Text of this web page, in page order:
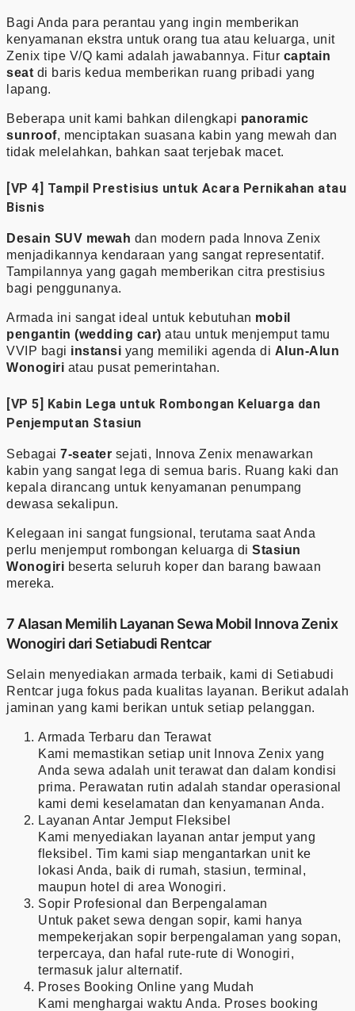
Bagi Anda para perantau yang ingin memberikan
kenyamanan ekstra untuk orang tua atau keluarga, unit
Zenix tipe V/Q kami adalah jawabannya. Fitur captain
seat di baris kedua memberikan ruang pribadi yang
lapang.
Beberapa unit kami bahkan dilengkapi panoramic
sunroof, menciptakan suasana kabin yang mewah dan
tidak melelahkan, bahkan saat terjebak macet.
[VP 4] Tampil Prestisius untuk Acara Pernikahan atau
Bisnis
Desain SUV mewah dan modern pada Innova Zenix
menjadikannya kendaraan yang sangat representatif.
Tampilannya yang gagah memberikan citra prestisius
bagi penggunanya.
Armada ini sangat ideal untuk kebutuhan mobil
pengantin (wedding car) atau untuk menjemput tamu
VVIP bagi instansi yang memiliki agenda di Alun-Alun
Wonogiri atau pusat pemerintahan.
[VP 5] Kabin Lega untuk Rombongan Keluarga dan
Penjemputan Stasiun
Sebagai 7-seater sejati, Innova Zenix menawarkan
kabin yang sangat lega di semua baris. Ruang kaki dan
kepala dirancang untuk kenyamanan penumpang
dewasa sekalipun.
Kelegaan ini sangat fungsional, terutama saat Anda
perlu menjemput rombongan keluarga di Stasiun
Wonogiri beserta seluruh koper dan barang bawaan
mereka.
7 Alasan Memilih Layanan Sewa Mobil Innova Zenix
Wonogiri dari Setiabudi Rentcar
Selain menyediakan armada terbaik, kami di Setiabudi
Rentcar juga fokus pada kualitas layanan. Berikut adalah
jaminan yang kami berikan untuk setiap pelanggan.
Armada Terbaru dan Terawat
Kami memastikan setiap unit Innova Zenix yang
Anda sewa adalah unit terawat dan dalam kondisi
prima. Perawatan rutin adalah standar operasional
kami demi keselamatan dan kenyamanan Anda.
Layanan Antar Jemput Fleksibel
Kami menyediakan layanan antar jemput yang
fleksibel. Tim kami siap mengantarkan unit ke
lokasi Anda, baik di rumah, stasiun, terminal,
maupun hotel di area Wonogiri.
Sopir Profesional dan Berpengalaman
Untuk paket sewa dengan sopir, kami hanya
mempekerjakan sopir berpengalaman yang sopan,
terpercaya, dan hafal rute-rute di Wonogiri,
termasuk jalur alternatif.
Proses Booking Online yang Mudah
Kami menghargai waktu Anda. Proses booking